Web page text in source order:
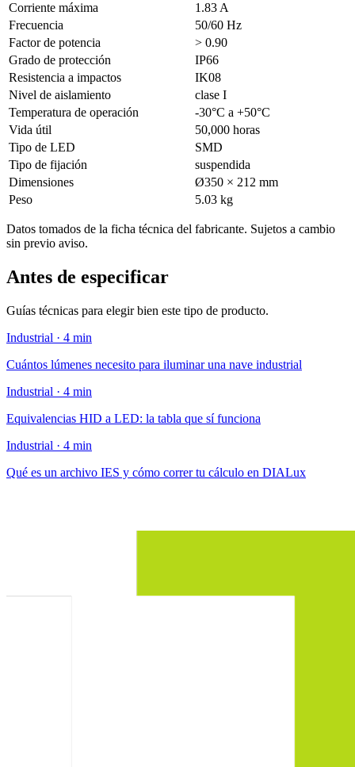
Corriente máxima
1.83 A
Frecuencia
50/60 Hz
Factor de potencia
> 0.90
Grado de protección
IP66
Resistencia a impactos
IK08
Nivel de aislamiento
clase I
Temperatura de operación
-30°C a +50°C
Vida útil
50,000 horas
Tipo de LED
SMD
Tipo de fijación
suspendida
Dimensiones
Ø350 × 212 mm
Peso
5.03 kg
Datos tomados de la ficha técnica del fabricante. Sujetos a cambio
sin previo aviso.
Antes de especificar
Guías técnicas para elegir bien este tipo de producto.
Industrial · 4 min
Cuántos lúmenes necesito para iluminar una nave industrial
Industrial · 4 min
Equivalencias HID a LED: la tabla que sí funciona
Industrial · 4 min
Qué es un archivo IES y cómo correr tu cálculo en DIALux